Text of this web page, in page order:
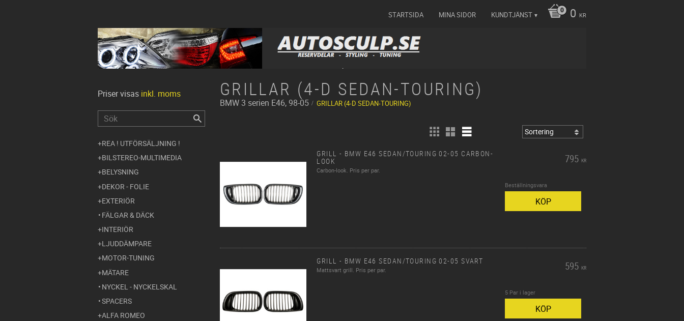
0 KR
STARTSIDA MINA SIDOR KUNDTJÄNST
GRILLAR (4-D SEDAN-TOURING)
BMW3 serien E46, 98-05 GRILLAR (4-D SEDAN-TOURING)
GRILL - BMW E46 SEDAN/TOURING 02-05 CARBON-
LOOK
Carbon-look. Pris per par.
795 KR
Beställningsvara
KÖP
GRILL - BMW E46 SEDAN/TOURING 02-05 SVART
Mattsvart grill. Pris per par. 595 KR
5 Par i lager
KÖP
Priser visas inkl. moms
REA ! UTFÖRSÄLJNING !
BILSTEREO-MULTIMEDIA
BELYSNING
DEKOR - FOLIE
EXTERIÖR
FÄLGAR & DÄCK
INTERIÖR
LJUDDÄMPARE
MOTOR-TUNING
MÄTARE
NYCKEL - NYCKELSKAL
SPACERS
ALFA ROMEO